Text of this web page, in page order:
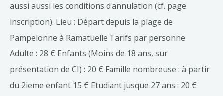
aussi aussi les conditions d’annulation (cf. page
inscription). Lieu : Départ depuis la plage de
Pampelonne à Ramatuelle Tarifs par personne
Adulte : 28 € Enfants (Moins de 18 ans, sur
présentation de CI) : 20 € Famille nombreuse : à partir
du 2ieme enfant 15 € Etudiant jusque 27 ans : 20 €